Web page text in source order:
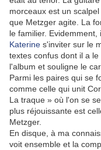
morceaux est un
que Metzger agite. La
le familier.
Katerine s'inviter sur le
textes confus dont il a
l'album et souligne le
Parmi les paires qui se
comme celle qui unit
La traque » où l'on se
plus réjouissante est
Metzger.
En disque, à ma
voit ensemble et la